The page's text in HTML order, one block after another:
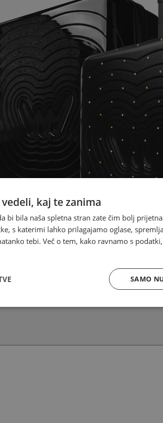
kaj te zanima
bi bila naša spletna stran zate čim bolj
s katerimi lahko prilagajamo oglase,
tebi. Več o tem, kako ravnamo s
SAMO